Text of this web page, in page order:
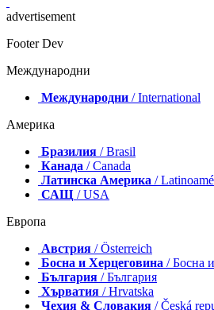
advertisement
Footer Dev
Международни
Международни / International
Америка
Бразилия / Brasil
Канада / Canada
Латинска Америка /
САЩ / USA
Европа
Австрия / Österreich
Босна и Херцеговина / Босна
България / България
Хърватия / Hrvatska
Чехия & Словакия / Česká